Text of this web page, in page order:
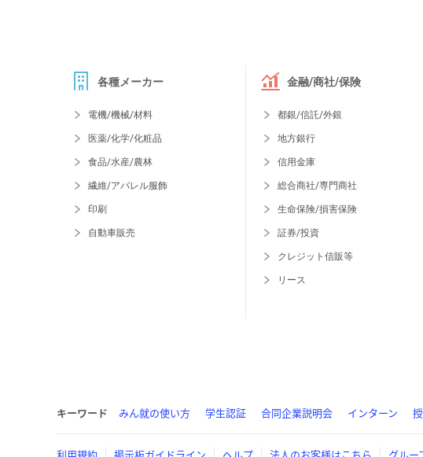
各種メーカー
電機/機械/材料
医薬/化学/化粧品
食品/水産/農林
繊維/アパレル服飾
印刷
自動車販売
金融/商社/保険
都銀/信託/外銀
地方銀行
信用金庫
総合商社/専門商社
生命保険/損害保険
証券/投資
クレジット信販等
リース
キーワード みん就の使い方 学生認証 合同企業説明会 インターン